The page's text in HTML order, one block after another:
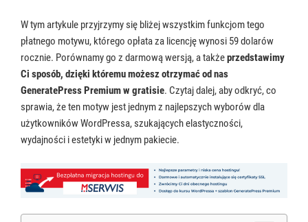
W tym artykule przyjrzymy się bliżej wszystkim funkcjom tego
płatnego motywu, którego opłata za licencję wynosi 59 dolarów
rocznie. Porównamy go z darmową wersją, a takżeprzedstawimy
Ci sposób, dzięki któremu możesz otrzymać od nas
GeneratePress Premium w gratisie. Czytaj dalej, aby odkryć, co
sprawia, że ten motyw jest jednym z najlepszych wyborów dla
użytkowników WordPressa, szukających elastyczności,
wydajności i estetyki w jednym pakiecie.